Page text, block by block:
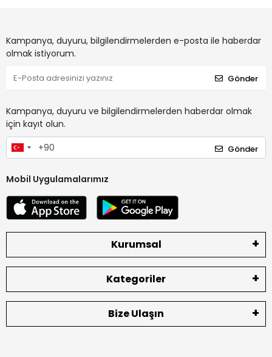
Kampanya, duyuru, bilgilendirmelerden e-posta ile haberdar
olmak istiyorum.
Gönder
Kampanya, duyuru ve bilgilendirmelerden haberdar olmak
için kayıt olun.
Gönder
Mobil Uygulamalarımız
Kurumsal
Kategoriler
Bize Ulaşın